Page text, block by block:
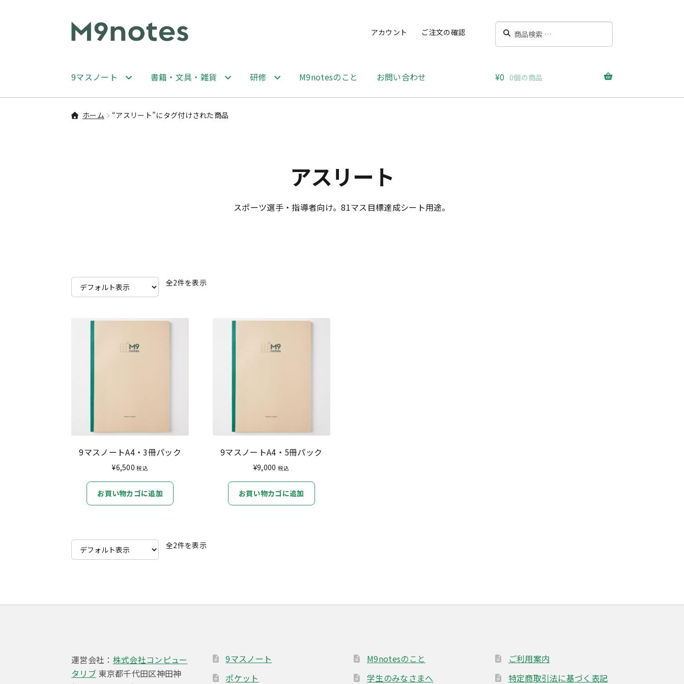
ナ
ビ
シ
ョ
ン
コ
ン
ツ
へ
ス
アカウント ご注文の確認
検
対
検
9マスノート 書籍・文具・雑貨 研修 M9notesのこと お問い合わせ ¥0 0個の商品
ホーム “アスリート”にタグ付けされた商品
アスリート
スポーツ選手・指導者向け。81マス目標達成シート用途。
全2件を表示
9マスノートA4・3冊パック
¥6,500 税込
お買い物カゴに追加
9マスノートA4・5冊パック
¥9,000 税込
お買い物カゴに追加
全2件を表示
運営会社： 株式会社コンピュー
タリブ東京都千代田区神田神
9マスノート
ポケット
M9notesのこと
学生のみなさまへ
ご利用案内
特定商取引法に基づく表記